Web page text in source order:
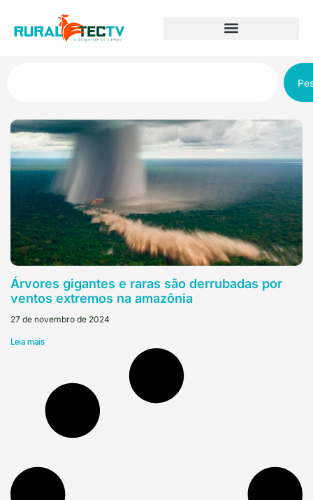
Árvores gigantes e raras são derrubadas por
ventos extremos na amazônia
27 de novembro de 2024
Leia mais